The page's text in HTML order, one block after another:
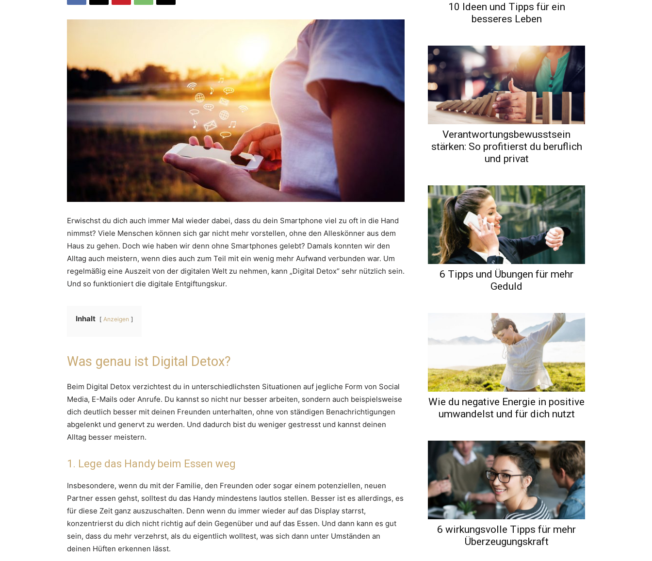
Erwischst du dich auch immer Mal wieder dabei, dass du dein Smartphone viel zu oft in die Hand
nimmst? Viele Menschen können sich gar nicht mehr vorstellen, ohne den Alleskönner aus dem
Haus zu gehen. Doch wie haben wir denn ohne Smartphones gelebt? Damals konnten wir den
Alltag auch meistern, wenn dies auch zum Teil mit ein wenig mehr Aufwand verbunden war. Um
regelmäßig eine Auszeit von der digitalen Welt zu nehmen, kann „Digital Detox“ sehr nützlich sein.
Und so funktioniert die digitale Entgiftungskur.
Inhalt Anzeigen
Was genau ist Digital Detox?
Beim Digital Detox verzichtest du in unterschiedlichsten Situationen auf jegliche Form von Social
Media, E-Mails oder Anrufe. Du kannst so nicht nur besser arbeiten, sondern auch beispielsweise
dich deutlich besser mit deinen Freunden unterhalten, ohne von ständigen Benachrichtigungen
abgelenkt und genervt zu werden. Und dadurch bist du weniger gestresst und kannst deinen
Alltag besser meistern.
1. Lege das Handy beim Essen weg
Insbesondere, wenn du mit der Familie, den Freunden oder sogar einem potenziellen, neuen
Partner essen gehst, solltest du das Handy mindestens lautlos stellen. Besser ist es allerdings, es
für diese Zeit ganz auszuschalten. Denn wenn du immer wieder auf das Display starrst,
konzentrierst du dich nicht richtig auf dein Gegenüber und auf das Essen. Und dann kann es gut
sein, dass du mehr verzehrst, als du eigentlich wolltest, was sich dann unter Umständen an
deinen Hüften erkennen lässt.
10 Ideen und Tipps für ein
besseres Leben
Verantwortungsbewusstsein
stärken: So profitierst du beruflich
und privat
6 Tipps und Übungen für mehr
Geduld
Wie du negative Energie in positive
umwandelst und für dich nutzt
6 wirkungsvolle Tipps für mehr
Überzeugungskraft